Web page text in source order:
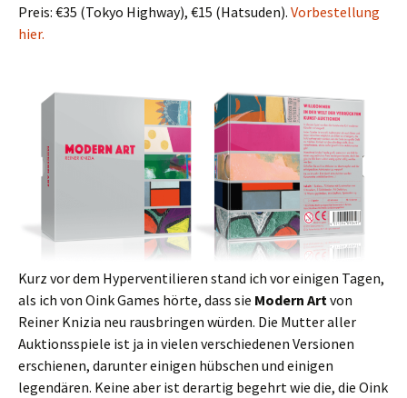
Preis: €35 (Tokyo Highway), €15 (Hatsuden). Vorbestellung
hier.
Kurz vor dem Hyperventilieren stand ich vor einigen Tagen,
als ich von Oink Games hörte, dass sie Modern Artvon
Reiner Knizia neu rausbringen würden. Die Mutter aller
Auktionsspiele ist ja in vielen verschiedenen Versionen
erschienen, darunter einigen hübschen und einigen
legendären. Keine aber ist derartig begehrt wie die, die Oink